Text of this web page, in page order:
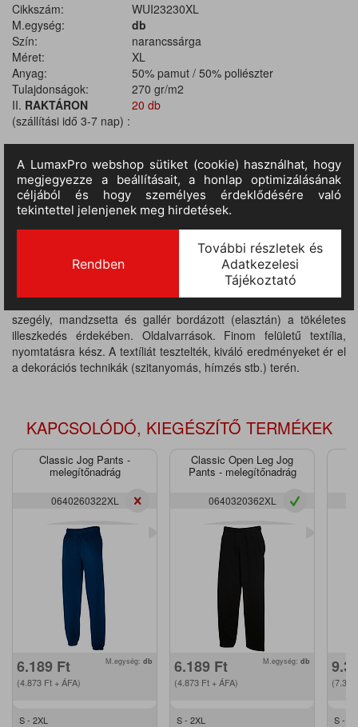
Cikkszám:
WUI23230XL
M.egység:
db
Szín:
narancssárga
Méret:
XL
Anyag:
50% pamut / 50% poliészter
Tulajdonságok:
270 gr/m2
II. RAKTÁRON
(szállítási idő 3-7 nap) :
20 db
TERMÉKINFORMÁCIÓ
MÉRETTÁBLÁZAT
szegély, mandzsetta és gallér bordázott (elasztán) a tökéletes
illeszkedés érdekében. Oldalvarrások. Finom felületű textília,
nyomtatásra kész. A textíliát tesztelték, kiváló eredményeket ér el
a dekorációs technikák (szitanyomás, hímzés stb.) terén.
KAPCSOLÓDÓ, KIEGÉSZÍTŐ TERMÉKEK
Classic Jog Pants -
melegítőnadrág
0640260322XL
6.189 Ft
(4.873 Ft + ÁFA)
M.egység: db
S - 2XL
Classic Open Leg Jog
Pants - melegítőnadrág
0640320362XL
6.189 Ft
(4.873 Ft + ÁFA)
M.egység: db
S - 2XL
(7.364
S -